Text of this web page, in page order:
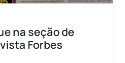
na seção de
Forbes